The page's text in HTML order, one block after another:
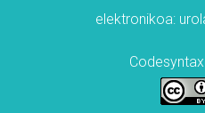
elektronikoa: